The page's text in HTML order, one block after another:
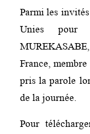
Parmi les
Unies pour
France,
pris la parole
de la journée.
Pour